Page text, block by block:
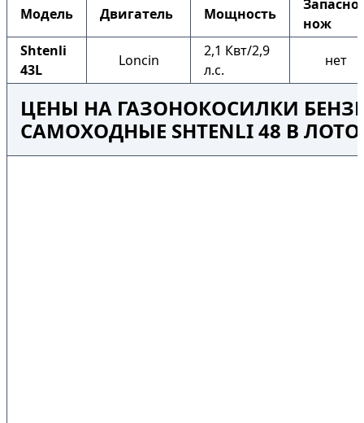
Модель Двигатель Мощность
нож
Shtenli
43L
Loncin
2,1 Квт/2,9
л.с.
нет
ЦЕНЫ НА ГАЗОНОКОСИЛКИ
САМОХОДНЫЕ SHTENLI 48 В